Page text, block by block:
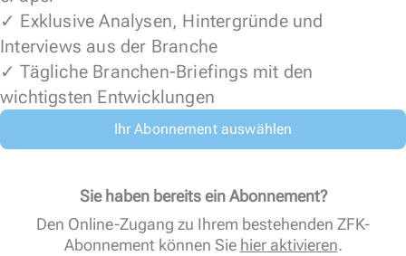
✓ Exklusive Analysen, Hintergründe und
Interviews aus der Branche
✓ Tägliche Branchen-Briefings mit den
wichtigsten Entwicklungen
Ihr Abonnement auswählen
Sie haben bereits ein Abonnement?
Den Online-Zugang zu Ihrem bestehenden ZFK-
Abonnement können Sie hier aktivieren.